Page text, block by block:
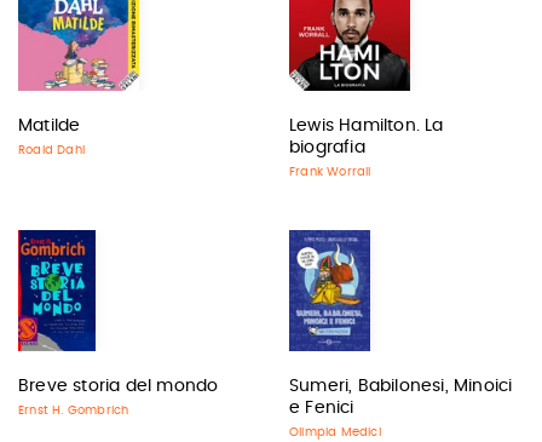
Matilde
Roald Dahl
Lewis Hamilton. La
biografia
Frank Worrall
Breve storia del mondo
Ernst H. Gombrich
Sumeri, Babilonesi, Minoici
e Fenici
Olimpia Medici